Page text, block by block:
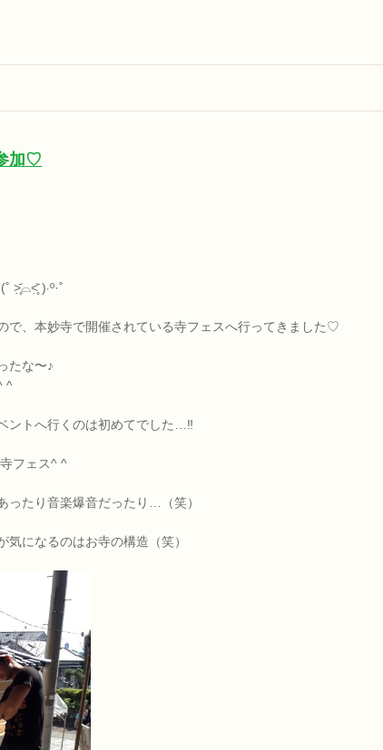
加♡
˃̣̣̥᷄⌓˂̣̣̥᷅ )‧º·˚
で、本妙寺で開催されている寺フェスへ行ってきました♡
たな〜♪
^
ントへ行くのは初めてでした…‼︎
フェス^ ^
ったり音楽爆音だったり…（笑）
になるのはお寺の構造（笑）